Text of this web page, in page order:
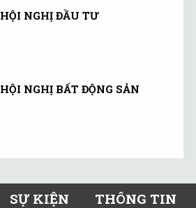
HỘI NGHỊ ĐẦU TƯ
HỘI NGHỊ BẤT ĐỘNG SẢN
SỰ KIỆN
THÔNG TIN